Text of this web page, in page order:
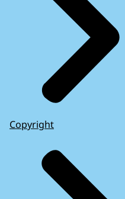
Copyright